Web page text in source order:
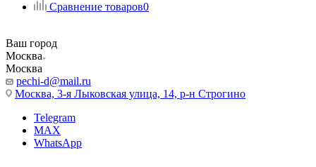
Сравнение товаров0
Ваш город
Москва
Москва
pechi-d@mail.ru
Москва, 3-я Лыковская улица, 14, р-н Строгино
Telegram
MAX
WhatsApp